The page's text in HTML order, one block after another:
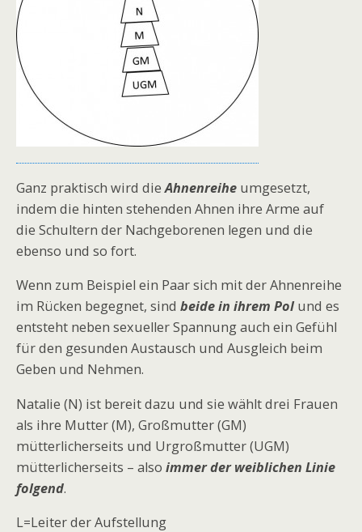
Ganz praktisch wird dieAhnenreihe umgesetzt,
indem die hinten stehenden Ahnen ihre Arme auf
die Schultern der Nachgeborenen legen und die
ebenso und so fort.
Wenn zum Beispiel ein Paar sich mit der Ahnenreihe
im Rücken begegnet, sind beide in ihrem Polund es
entsteht neben sexueller Spannung auch ein Gefühl
für den gesunden Austausch und Ausgleich beim
Geben und Nehmen.
Natalie (N) ist bereit dazu und sie wählt drei Frauen
als ihre Mutter (M), Großmutter (GM)
mütterlicherseits und Urgroßmutter (UGM)
mütterlicherseits – also immer der weiblichen Linie
folgend.
L=Leiter der Aufstellung